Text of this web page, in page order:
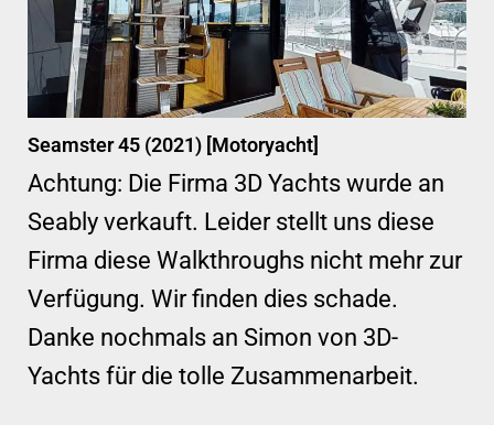
Seamster 45 (2021) [Motoryacht]
Achtung: Die Firma 3D Yachts wurde an
Seably verkauft. Leider stellt uns diese
Firma diese Walkthroughs nicht mehr zur
Verfügung. Wir finden dies schade.
Danke nochmals an Simon von 3D-
Yachts für die tolle Zusammenarbeit.